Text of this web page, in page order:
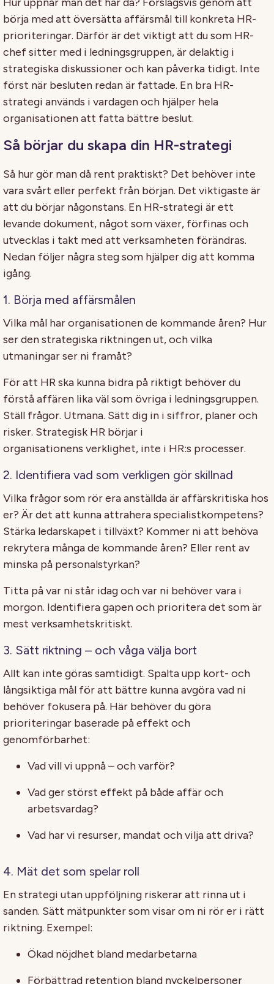
börja med att översätta affärsmål till konkreta HR-
prioriteringar. Därför är det viktigt att du som HR-
chef sitter med i ledningsgruppen, är delaktig i
strategiska diskussioner och kan påverka tidigt. Inte
först när besluten redan är fattade. En bra HR-
strategi används i vardagen och hjälper hela
organisationen att fatta bättre beslut.
Så börjar du skapa din HR-strategi
Så hur gör man då rent praktiskt? Det behöver inte
vara svårt eller perfekt från början. Det viktigaste är
att du börjar någonstans. En HR-strategi är ett
levande dokument, något som växer, förfinas och
utvecklas i takt med att verksamheten förändras.
Nedan följer några steg som hjälper dig att komma
igång.
1. Börja med affärsmålen
Vilka mål har organisationen de kommande åren? Hur
ser den strategiska riktningen ut, och vilka
utmaningar ser ni framåt?
För att HR ska kunna bidra på riktigt behöver du
förstå affären lika väl som övriga i ledningsgruppen.
Ställ frågor. Utmana. Sätt dig in i siffror, planer och
risker. Strategisk HR börjar i
organisationens verklighet, inte i HR:s processer.
2. Identifiera vad som verkligen gör skillnad
Vilka frågor som rör era anställda är affärskritiska hos
er? Är det att kunna attrahera specialistkompetens?
Stärka ledarskapet i tillväxt? Kommer ni att behöva
rekrytera många de kommande åren? Eller rent av
minska på personalstyrkan?
Titta på var ni står idag och var ni behöver vara i
morgon. Identifiera gapen och prioritera det som är
mest verksamhetskritiskt.
3. Sätt riktning – och våga välja bort
Allt kan inte göras samtidigt. Spalta upp kort- och
långsiktiga mål för att bättre kunna avgöra vad ni
behöver fokusera på. Här behöver du göra
prioriteringar baserade på effekt och
genomförbarhet:
Vad vill vi uppnå – och varför?
Vad ger störst effekt på både affär och
arbetsvardag?
Vad har vi resurser, mandat och vilja att driva?
4. Mät det som spelar roll
En strategi utan uppföljning riskerar att rinna ut i
sanden. Sätt mätpunkter som visar om ni rör er i rätt
riktning. Exempel:
Ökad nöjdhet bland medarbetarna
Förbättrad retention bland nyckelpersoner